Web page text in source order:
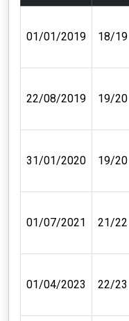
01/01/2019 18/19
22/08/2019 19/20
31/01/2020 19/20
01/07/2021 21/22
01/04/2023 22/23